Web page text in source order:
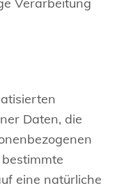
Daten, die
eine natürliche